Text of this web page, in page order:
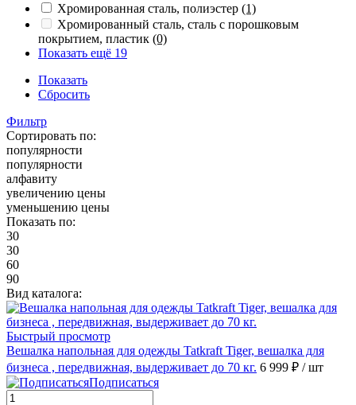
Хромированная сталь, полиэстер (1)
Хромированный сталь, сталь с порошковым
покрытием, пластик (0)
Показать ещё 19
Показать
Сбросить
Фильтр
Сортировать по:
популярности
популярности
алфавиту
увеличению цены
уменьшению цены
Показать по:
30
30
60
90
Вид каталога:
Быстрый просмотр
Вешалка напольная для одежды Tatkraft Tiger, вешалка для
бизнеса , передвижная, выдерживает до 70 кг. 6 999 ₽ / шт
Подписаться